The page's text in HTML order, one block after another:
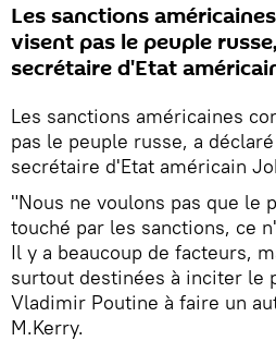
Les sanctions
visent pas le peuple
secrétaire d'Etat
Les sanctions américaines
pas le peuple russe, a
secrétaire d'Etat américain
"Nous ne voulons pas que le
touché par les sanctions, ce
Il y a beaucoup de facteurs,
surtout destinées à inciter le
Vladimir Poutine à faire un
M.Kerry.